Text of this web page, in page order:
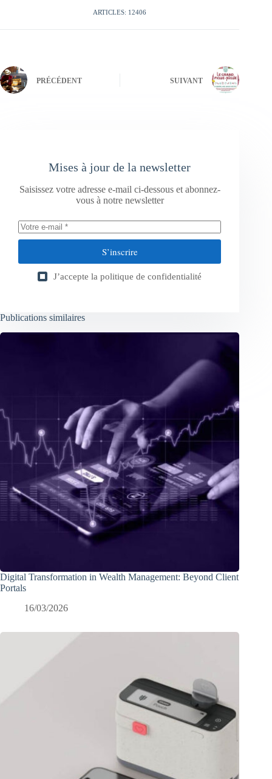
ARTICLES: 12406
PRÉCÉDENT SUIVANT
Mises à jour de la newsletter
Saisissez votre adresse e-mail ci-dessous et abonnez-
vous à notre newsletter
S’inscrire
J’accepte la politique de confidentialité
Publications similaires
Digital Transformation in Wealth Management: Beyond Client
Portals
16/03/2026